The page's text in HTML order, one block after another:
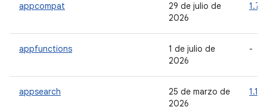
appcompat
29 de julio de
2026
1.7.1
appfunctions
1 de julio de
2026
-
appsearch
25 de marzo de
2026
1.1.0